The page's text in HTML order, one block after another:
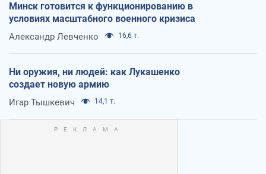
Минск готовится к функционированию в
условиях масштабного военного кризиса
Александр Левченко 16,6 т.
Ни оружия, ни людей: как Лукашенко
создает новую армию
Игар Тышкевич 14,1 т.